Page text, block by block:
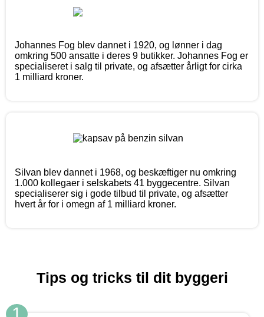
Johannes Fog blev dannet i 1920, og lønner i dag
omkring 500 ansatte i deres 9 butikker. Johannes Fog er
specialiseret i salg til private, og afsætter årligt for cirka
1 milliard kroner.
Silvan blev dannet i 1968, og beskæftiger nu omkring
1.000 kollegaer i selskabets 41 byggecentre. Silvan
specialiserer sig i gode tilbud til private, og afsætter
hvert år for i omegn af 1 milliard kroner.
Tips og tricks til dit byggeri